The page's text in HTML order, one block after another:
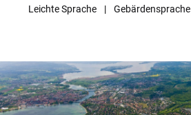
Leichte Sprache Gebärdensprache